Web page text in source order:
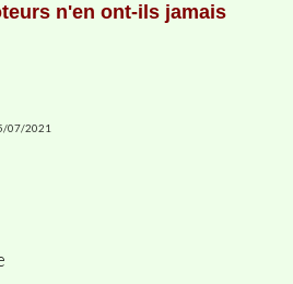
n'en ont-ils jamais
07/2021